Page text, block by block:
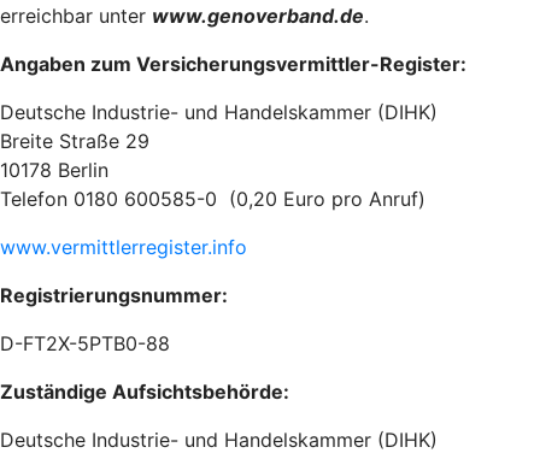
erreichbar unter www.genoverband.de.
Angaben zum Versicherungsvermittler-Register:
Deutsche Industrie- und Handelskammer (DIHK)
Breite Straße 29
10178 Berlin
Telefon 0180 600585-0 (0,20 Euro pro Anruf)
www.vermittlerregister.info
Registrierungsnummer:
D-FT2X-5PTB0-88
Zuständige Aufsichtsbehörde:
Deutsche Industrie- und Handelskammer (DIHK)